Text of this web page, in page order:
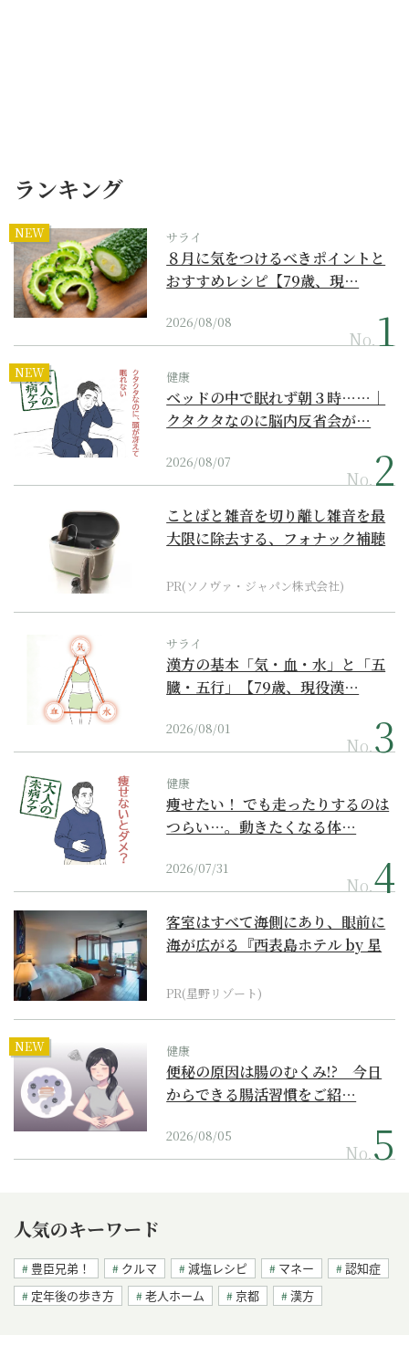
ランキング
NEW サライ
８月に気をつけるべきポイントと
おすすめレシピ【79歳、現…
2026/08/08
No.
NEW 健康
ベッドの中で眠れず朝３時……｜
クタクタなのに脳内反省会が…
2026/08/07
No.
ことばと雑音を切り離し雑音を最
大限に除去する、フォナック補聴
PR(ソノヴァ・ジャパン株式会社)
サライ
漢方の基本「気・血・水」と「五
臓・五行」【79歳、現役漢…
2026/08/01
No.
健康
痩せたい！ でも走ったりするのは
つらい…。動きたくなる体…
2026/07/31
No.
客室はすべて海側にあり、眼前に
海が広がる『西表島ホテル by 星
PR(星野リゾート)
NEW 健康
便秘の原因は腸のむくみ!? 今日
からできる腸活習慣をご紹…
2026/08/05
No.
人気のキーワード
豊臣兄弟！ クルマ 減塩レシピ マネー
認知症
定年後の歩き方
老人ホーム 京都 漢方